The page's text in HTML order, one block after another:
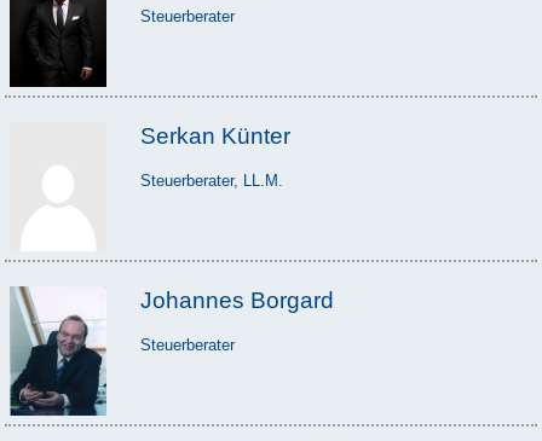
Steuerberater
Serkan Künter
Steuerberater, LL.M.
Johannes Borgard
Steuerberater